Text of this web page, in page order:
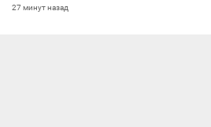
27 минут назад